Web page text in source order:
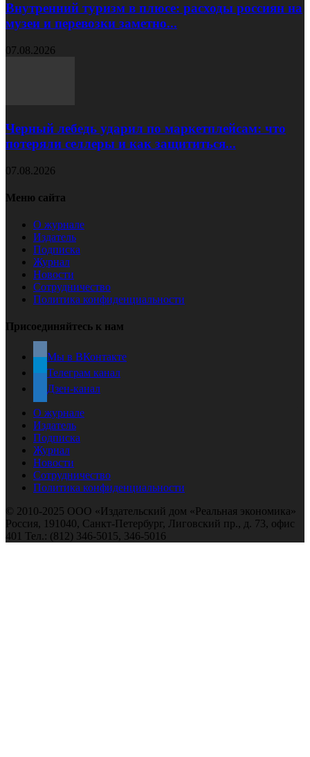
Внутренний туризм в плюсе: расходы россиян на
музеи и перевозки заметно...
07.08.2026
Черный лебедь ударил по маркетплейсам: что
потеряли селлеры и как защититься...
07.08.2026
Меню сайта
О журнале
Издатель
Подписка
Журнал
Новости
Сотрудничество
Политика конфиденциальности
Присоединяйтесь к нам
Мы в ВКонтакте
Телеграм канал
Дзен-канал
О журнале
Издатель
Подписка
Журнал
Новости
Сотрудничество
Политика конфиденциальности
© 2010-2025 ООО «Издательский дом «Реальная экономика»
Россия, 191040, Санкт-Петербург, Лиговский пр., д. 73, офис
401 Тел.: (812) 346-5015, 346-5016